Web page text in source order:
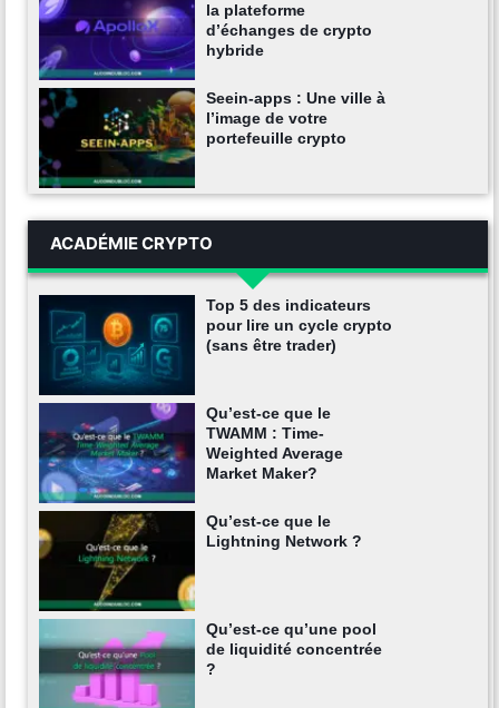
la plateforme
d’échanges de crypto
hybride
Seein-apps : Une ville à
l’image de votre
portefeuille crypto
ACADÉMIE CRYPTO
Top 5 des indicateurs
pour lire un cycle crypto
(sans être trader)
Qu’est-ce que le
TWAMM : Time-
Weighted Average
Market Maker?
Qu’est-ce que le
Lightning Network ?
Qu’est-ce qu’une pool
de liquidité concentrée
?